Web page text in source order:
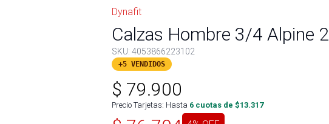
Dynafit
Calzas Hombre 3/4 Alpine 2
SKU: 4053866223102
+5 VENDIDOS
$ 79.900
Precio Tarjetas: Hasta 6 cuotas de $13.317